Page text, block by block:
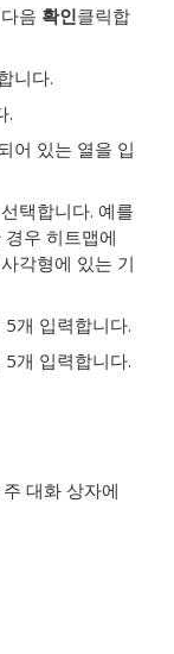
음 확인클릭합
니다.
.
어 있는 열을 입
택합니다. 예를
경우 히트맵에
각형에 있는 기
개 입력합니다.
개 입력합니다.
주 대화 상자에